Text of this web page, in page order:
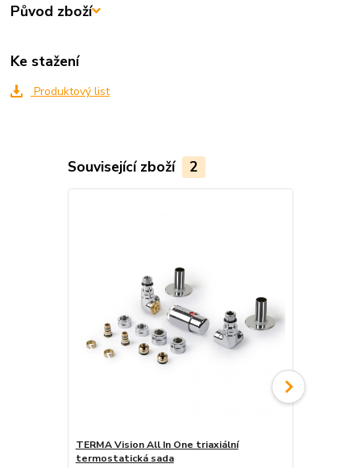
Původ zboží
Ke stažení
Produktový list
Související zboží 2
TERMA Vision All In One triaxiální
termostatická sada